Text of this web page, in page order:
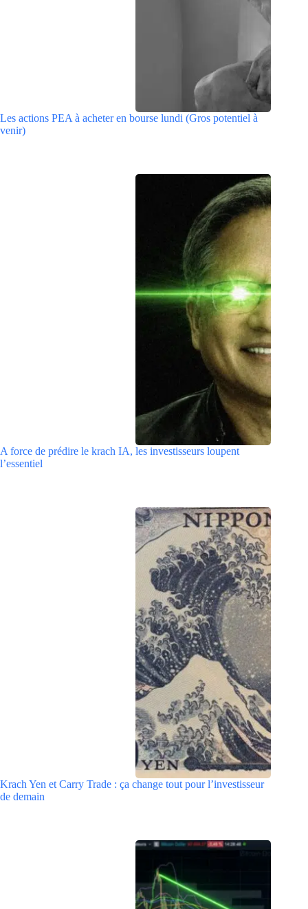
Les actions PEA à acheter en bourse lundi (Gros potentiel à
venir)
A force de prédire le krach IA, les investisseurs loupent
l’essentiel
Krach Yen et Carry Trade : ça change tout pour l’investisseur
de demain